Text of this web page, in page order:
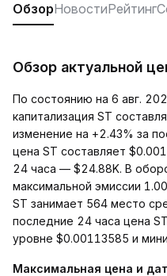
ОбзорНовостиРейтинг
Обзор актуальной
По состоянию на 6 авг.
капитализация ST
изменение на +2.43% за
цена ST составляет
24 часа — $24.88K. В
максимальной эмиссии
ST занимает 564 место
последние 24 часа цена
уровне $0.00113585 и
Максимальная цена и